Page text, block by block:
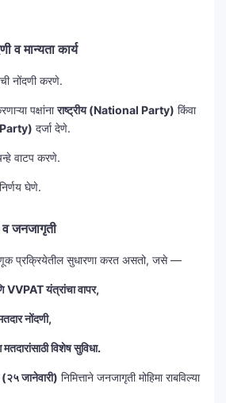
व मान्यता कार्य
नोंदणी करणे.
पक्षांनाराष्ट्रीय (National Party) किंवा
Party) दर्जा देणे.
वाटप करणे.
घेणे.
जनजागृती
प्रक्रियेतील सुधारणा करत असतो, जसे —
यंत्रांचा वापर,
नोंदणी,
विशेष सुविधा.
(२५ जानेवारी) निमित्ताने जनजागृती मोहिमा राबविल्या